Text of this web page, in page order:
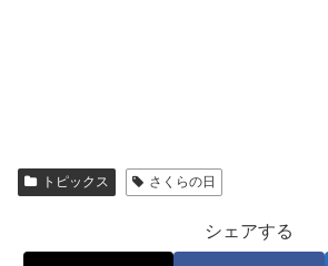
トピックス さくらの日
シェアする